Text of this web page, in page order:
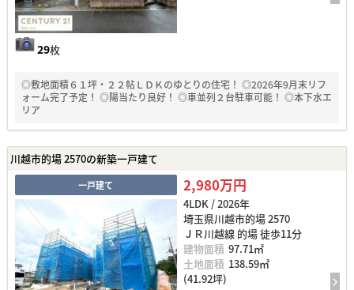
29枚
◎敷地面積６１坪・２２帖ＬＤＫのゆとりの住宅！ ◎2026年9月末リフ
ォーム完了予定！ ◎陽当たり良好！ ◎車並列２台駐車可能！ ◎本下水エ
リア
川越市的場 2570の新築一戸建て
一戸建て 2,980万円
4LDK / 2026年
埼玉県川越市的場 2570
ＪＲ川越線 的場 徒歩11分
建物面積 97.71㎡
土地面積 138.59㎡
(41.92坪)